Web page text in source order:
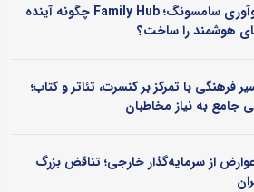
۱۰ سال نوآوری سامسونگ؛ Family Hub چگونه آینده
هوشمند را ساخت؟
فرهنگی با تمرکز بر کنسرت، تئاتر و کتاب؛
جامع به نیاز مخاطبان
از سرمایه‌گذار خارجی؛ تناقض بزرگ